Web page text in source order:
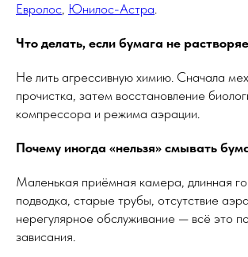
Евролос, Юнилос-Астра.
Что делать, если бумага не
Не лить агрессивную химию. Сначала
прочистка, затем восстановление
компрессора и режима аэрации.
Почему иногда «нельзя» смывать
Маленькая приёмная камера, длинная
подводка, старые трубы, отсутствие
нерегулярное обслуживание — всё это
зависания.